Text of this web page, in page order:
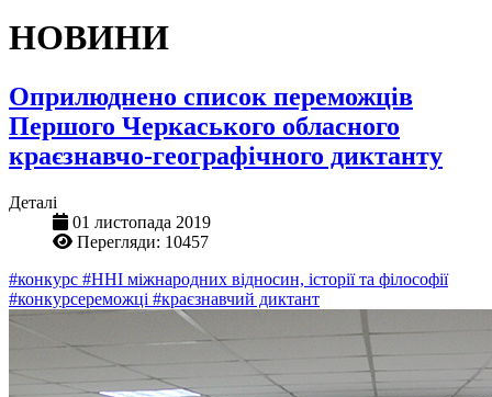
НОВИНИ
Оприлюднено список переможців
Першого Черкаського обласного
краєзнавчо-географічного диктанту
Деталі
01 листопада 2019
Перегляди: 10457
#конкурс #ННІ міжнародних відносин, історії та філософії
#конкурсереможці #краєзнавчий диктант